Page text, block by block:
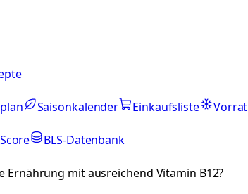
Saisonkalender Einkaufsliste Vorrat
BLS-Datenbank
Ernährung mit ausreichend Vitamin B12?